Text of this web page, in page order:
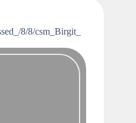
8/8/csm_Birgit_